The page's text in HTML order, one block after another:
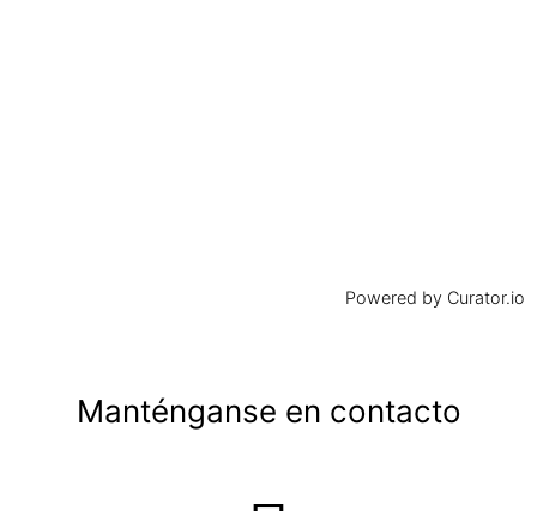
Powered by Curator.io
Manténganse en contacto